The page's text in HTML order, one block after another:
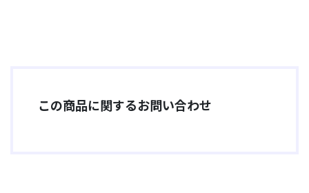
この商品に関するお問い合わせ